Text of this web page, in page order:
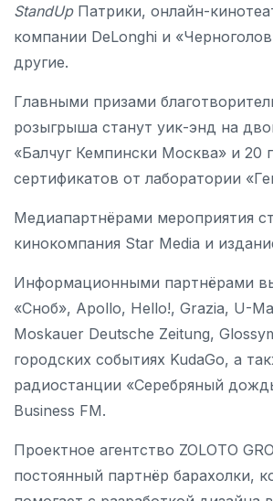
StandUpПатрики, онлайн-
компании DeLonghi и
другие.
Главными призами
розыгрыша станут уик-энд на
«Балчуг Кемпински Москва» и 20
сертификатов от лаборатории
Медиапартнёрами мероприятия
кинокомпания Star Media и
Информационными партнёрами
«Сноб», Apollo, Hello!, Grazia, U-
Moskauer Deutsche Zeitung,
городских событиях KudaGo, а
радиостанции «Серебряный
Business FM.
Проектное агентство ZOLOTO
постоянный партнёр барахолки,